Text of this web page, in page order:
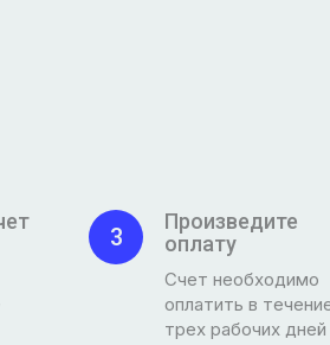
3
Произведите
оплату
Счет необходимо
оплатить в
трех рабочих дней